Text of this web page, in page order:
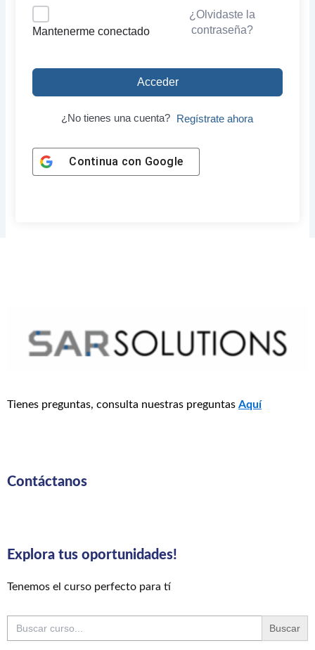
Mantenerme conectado
¿Olvidaste la
contraseña?
Acceder
¿No tienes una cuenta? Regístrate ahora
Continua con Google
Tienes preguntas, consulta nuestras preguntas Aquí
Contáctanos
Explora tus oportunidades!
Tenemos el curso perfecto para tí
Buscar: